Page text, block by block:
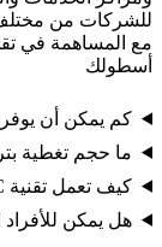
للشركات من مختلف
مع المساهمة في
أسطولك
كم يمكن أن يوفر
ما حجم تغطية
كيف تعمل تقنية NFC؟
هل يمكن